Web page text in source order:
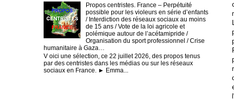
Propos centristes. France – Perpétuité
possible pour les violeurs en série d’enfants
/ Interdiction des réseaux sociaux au moins
de 15 ans / Vote de la loi agricole et
polémique autour de l’acétamipride /
Organisation du sport professionnel / Crise
humanitaire à Gaza…
V oici une sélection, ce 22 juillet 2026, des propos tenus
par des centristes dans les médias ou sur les réseaux
sociaux en France. ► Emma...